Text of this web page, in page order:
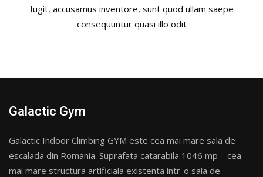
fugit, accusamus inventore, sunt quod ullam saepe
consequuntur quasi illo odit
Galactic Gym
Galactic Indoor Climbing GYM este cea mai mare sala de
escalada din Romania. Suprafata catarabila 1046 mp – cea
mai mare structura artificiala existenta intr-o sala de